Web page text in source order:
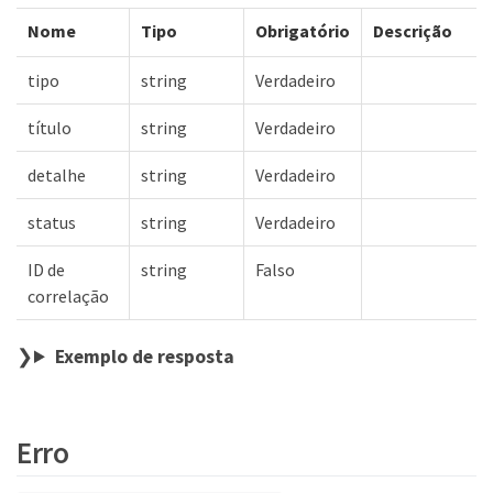
Nome Tipo Obrigatório Descrição
tipo string Verdadeiro
título string Verdadeiro
detalhe string Verdadeiro
status string Verdadeiro
ID de
correlação
string Falso
Exemplo de resposta
Erro